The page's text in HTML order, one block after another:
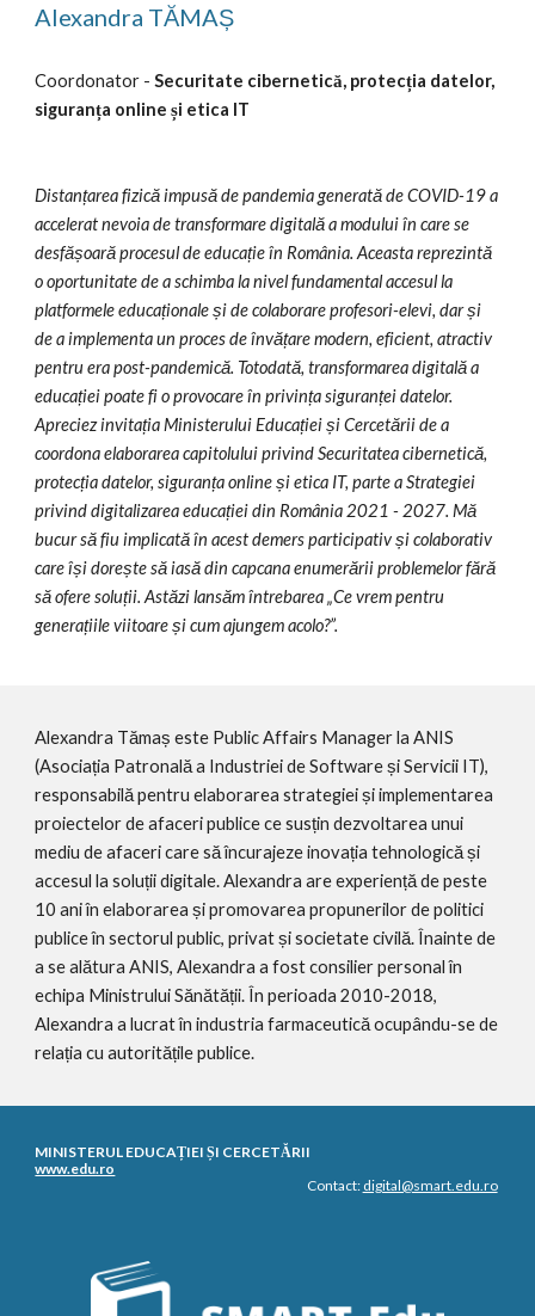
Alexandra TĂMAȘ
Coordonator - Securitate cibernetică, protecția datelor,
siguranța online și etica IT
Distanțarea fizică impusă de pandemia generată de COVID-19 a
accelerat nevoia de transformare digitală a modului în care se
desfășoară procesul de educație în România. Aceasta reprezintă
o oportunitate de a schimba la nivel fundamental accesul la
platformele educaționale și de colaborare profesori-elevi, dar și
de a implementa un proces de învățare modern, eficient, atractiv
pentru era post-pandemică. Totodată, transformarea digitală a
educației poate fi o provocare în privința siguranței datelor.
Apreciez invitația Ministerului Educației și Cercetării de a
coordona elaborarea capitolului privind Securitatea cibernetică,
protecția datelor, siguranța online și etica IT, parte a Strategiei
privind digitalizarea educației din România 2021 - 2027. Mă
bucur să fiu implicată în acest demers participativ și colaborativ
care își dorește să iasă din capcana enumerării problemelor fără
să ofere soluții. Astăzi lansăm întrebarea „Ce vrem pentru
generațiile viitoare și cum ajungem acolo?”.
Alexandra Tămaș este Public Affairs Manager la ANIS
(Asociația Patronală a Industriei de Software și Servicii IT),
responsabilă pentru elaborarea strategiei și implementarea
proiectelor de afaceri publice ce susțin dezvoltarea unui
mediu de afaceri care să încurajeze inovația tehnologică și
accesul la soluții digitale. Alexandra are experiență de peste
10 ani în elaborarea și promovarea propunerilor de politici
publice în sectorul public, privat și societate civilă. Înainte de
a se alătura ANIS, Alexandra a fost consilier personal în
echipa Ministrului Sănătății. În perioada 2010-2018,
Alexandra a lucrat în industria farmaceutică ocupându-se de
relația cu autoritățile publice.
MINISTERUL EDUCAȚIEI ȘI CERCETĂRII
www.edu.ro
Contact: digital@smart.edu.ro